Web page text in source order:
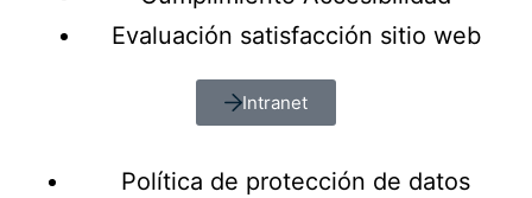
Evaluación satisfacción sitio web
Intranet
Política de protección de datos